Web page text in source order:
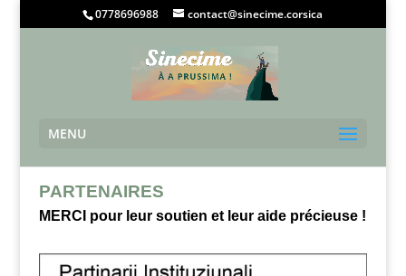
0778696988 contact@sinecime.corsica
MENU
PARTENAIRES
MERCI pour leur soutien et leur aide précieuse !